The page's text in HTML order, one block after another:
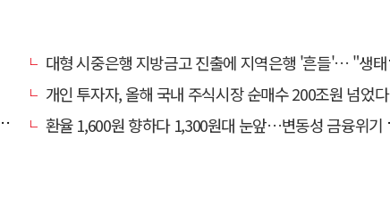
대형 시중은행 지방금고 진출에 지역은행 '흔들'… "생태계 보호 장치 필요"
개인 투자자, 올해 국내 주식시장 순매수 200조원 넘었다
환율 1,600원 향하다 1,300원대 눈앞…변동성 금융위기 후 최고